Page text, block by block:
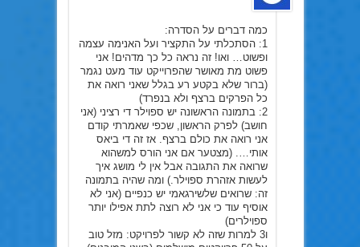
כמה דברים על הסדרה:
1: הסתכלתי על התקציר ועל האנימה עצמה
ופשוט… ואו! זה נראה כל כך מדהים! אני
פשוט מת מאושר שהפרוייקט עוד מעט נגמר
(ברור שלא בקטע רע בגלל שאני רואה את
כל הפרקים ברצף ולא בנפרד)
2: בתמונה הראשונה יש ספוילר די רציני (אני
חושב) לפרק הראשון, שכפי שאמרתי קודם
אני רואה את כולם ברצף. אז זה די ביאס
אותי…. (מצטער אם אני הורס למשהוא
שרואה את התגובה אבל אין לי מושג איך
לעשות אזהרת ספוילר.) ומה שהיה בתמונה
זה: שרואים שלשירגאמי יש כנפיים (אני לא
אוסיף עוד כי אני לא רוצה לתת אפילו יותר
ספוילרים)
ו3 למרות שזה לא קשור לפרויקט: מזל טוב